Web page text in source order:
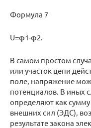
Формула 7
U=φ1-φ2.
В самом простом
или участок цепи
поле, напряжение
потенциалов. В иных
определяют как
внешних сил (ЭДС),
результате закона